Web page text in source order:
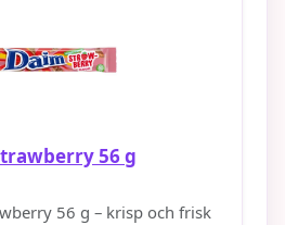
56 g
56 g – krisp och frisk